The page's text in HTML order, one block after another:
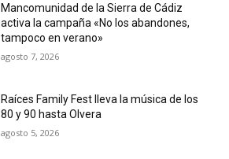
Mancomunidad de la Sierra de Cádiz
activa la campaña «No los abandones,
tampoco en verano»
agosto 7, 2026
Raíces Family Fest lleva la música de los
80 y 90 hasta Olvera
agosto 5, 2026